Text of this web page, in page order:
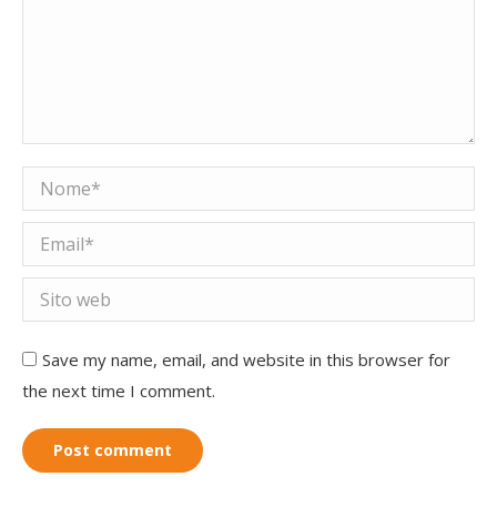
Nome *
Email *
Sito web
Save my name, email, and website in this browser for
the next time I comment.
Post comment